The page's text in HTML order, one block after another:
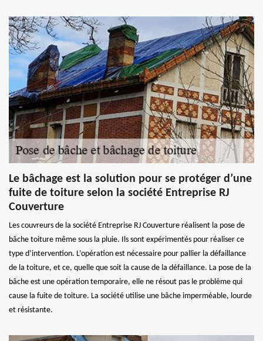
Le bâchage est la solution pour se protéger d’une
fuite de toiture selon la société Entreprise RJ
Couverture
Les couvreurs de la société Entreprise RJ Couverture réalisent la pose de
bâche toiture même sous la pluie. Ils sont expérimentés pour réaliser ce
type d’intervention. L’opération est nécessaire pour pallier la défaillance
de la toiture, et ce, quelle que soit la cause de la défaillance. La pose de la
bâche est une opération temporaire, elle ne résout pas le problème qui
cause la fuite de toiture. La société utilise une bâche imperméable, lourde
et résistante.